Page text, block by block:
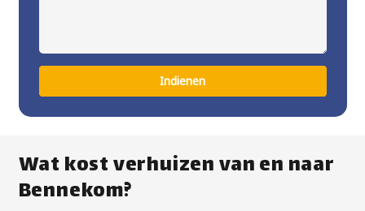
Indienen
Wat kost verhuizen van en naar
Bennekom?